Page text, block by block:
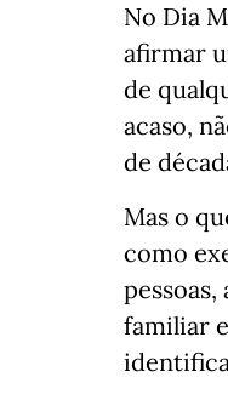
No Dia
afirmar
de
acaso,
de
Mas o
como
familiar